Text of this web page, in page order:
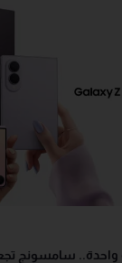
واحدة.. سامسونج